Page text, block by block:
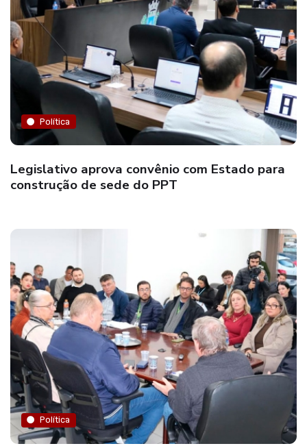
Política
Legislativo aprova convênio com Estado para
construção de sede do PPT
Política